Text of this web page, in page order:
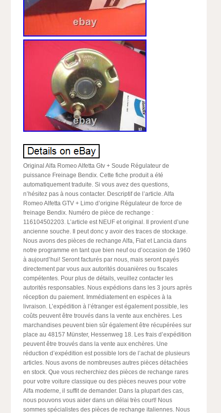
Original Alfa Romeo Alfetta Gtv + Soude Régulateur de
puissance Freinage Bendix. Cette fiche produit a été
automatiquement traduite. Si vous avez des questions,
n’hésitez pas à nous contacter. Descriptif de l’article. Alfa
Romeo Alfetta GTV + Limo d’origine Régulateur de force de
freinage Bendix. Numéro de pièce de rechange :
116104502203. L’article est NEUF et original. Il provient d’une
ancienne souche. Il peut donc y avoir des traces de stockage.
Nous avons des pièces de rechange Alfa, Fiat et Lancia dans
notre programme en tant que bien neuf ou d’occasion de 1960
à aujourd’hui! Seront facturés par nous, mais seront payés
directement par vous aux autorités douanières ou fiscales
compétentes. Pour plus de détails, veuillez contacter les
autorités responsables. Nous expédions dans les 3 jours après
réception du paiement. Immédiatement en espèces à la
livraison. L’expédition à l’étranger est également possible, les
coûts peuvent être trouvés dans la vente aux enchères. Les
marchandises peuvent bien sûr également être récupérées sur
place au 48157 Münster, Hessenweg 18. Les frais d’expédition
peuvent être trouvés dans la vente aux enchères. Une
réduction d’expédition est possible lors de l’achat de plusieurs
articles. Nous avons de nombreuses autres pièces détachées
en stock. Que vous recherchiez des pièces de rechange rares
pour votre voiture classique ou des pièces neuves pour votre
Alfa moderne, il suffit de demander. Dans la plupart des cas,
nous pouvons vous aider dans un délai très court! Nous
sommes spécialistes des pièces de rechange italiennes. Nous